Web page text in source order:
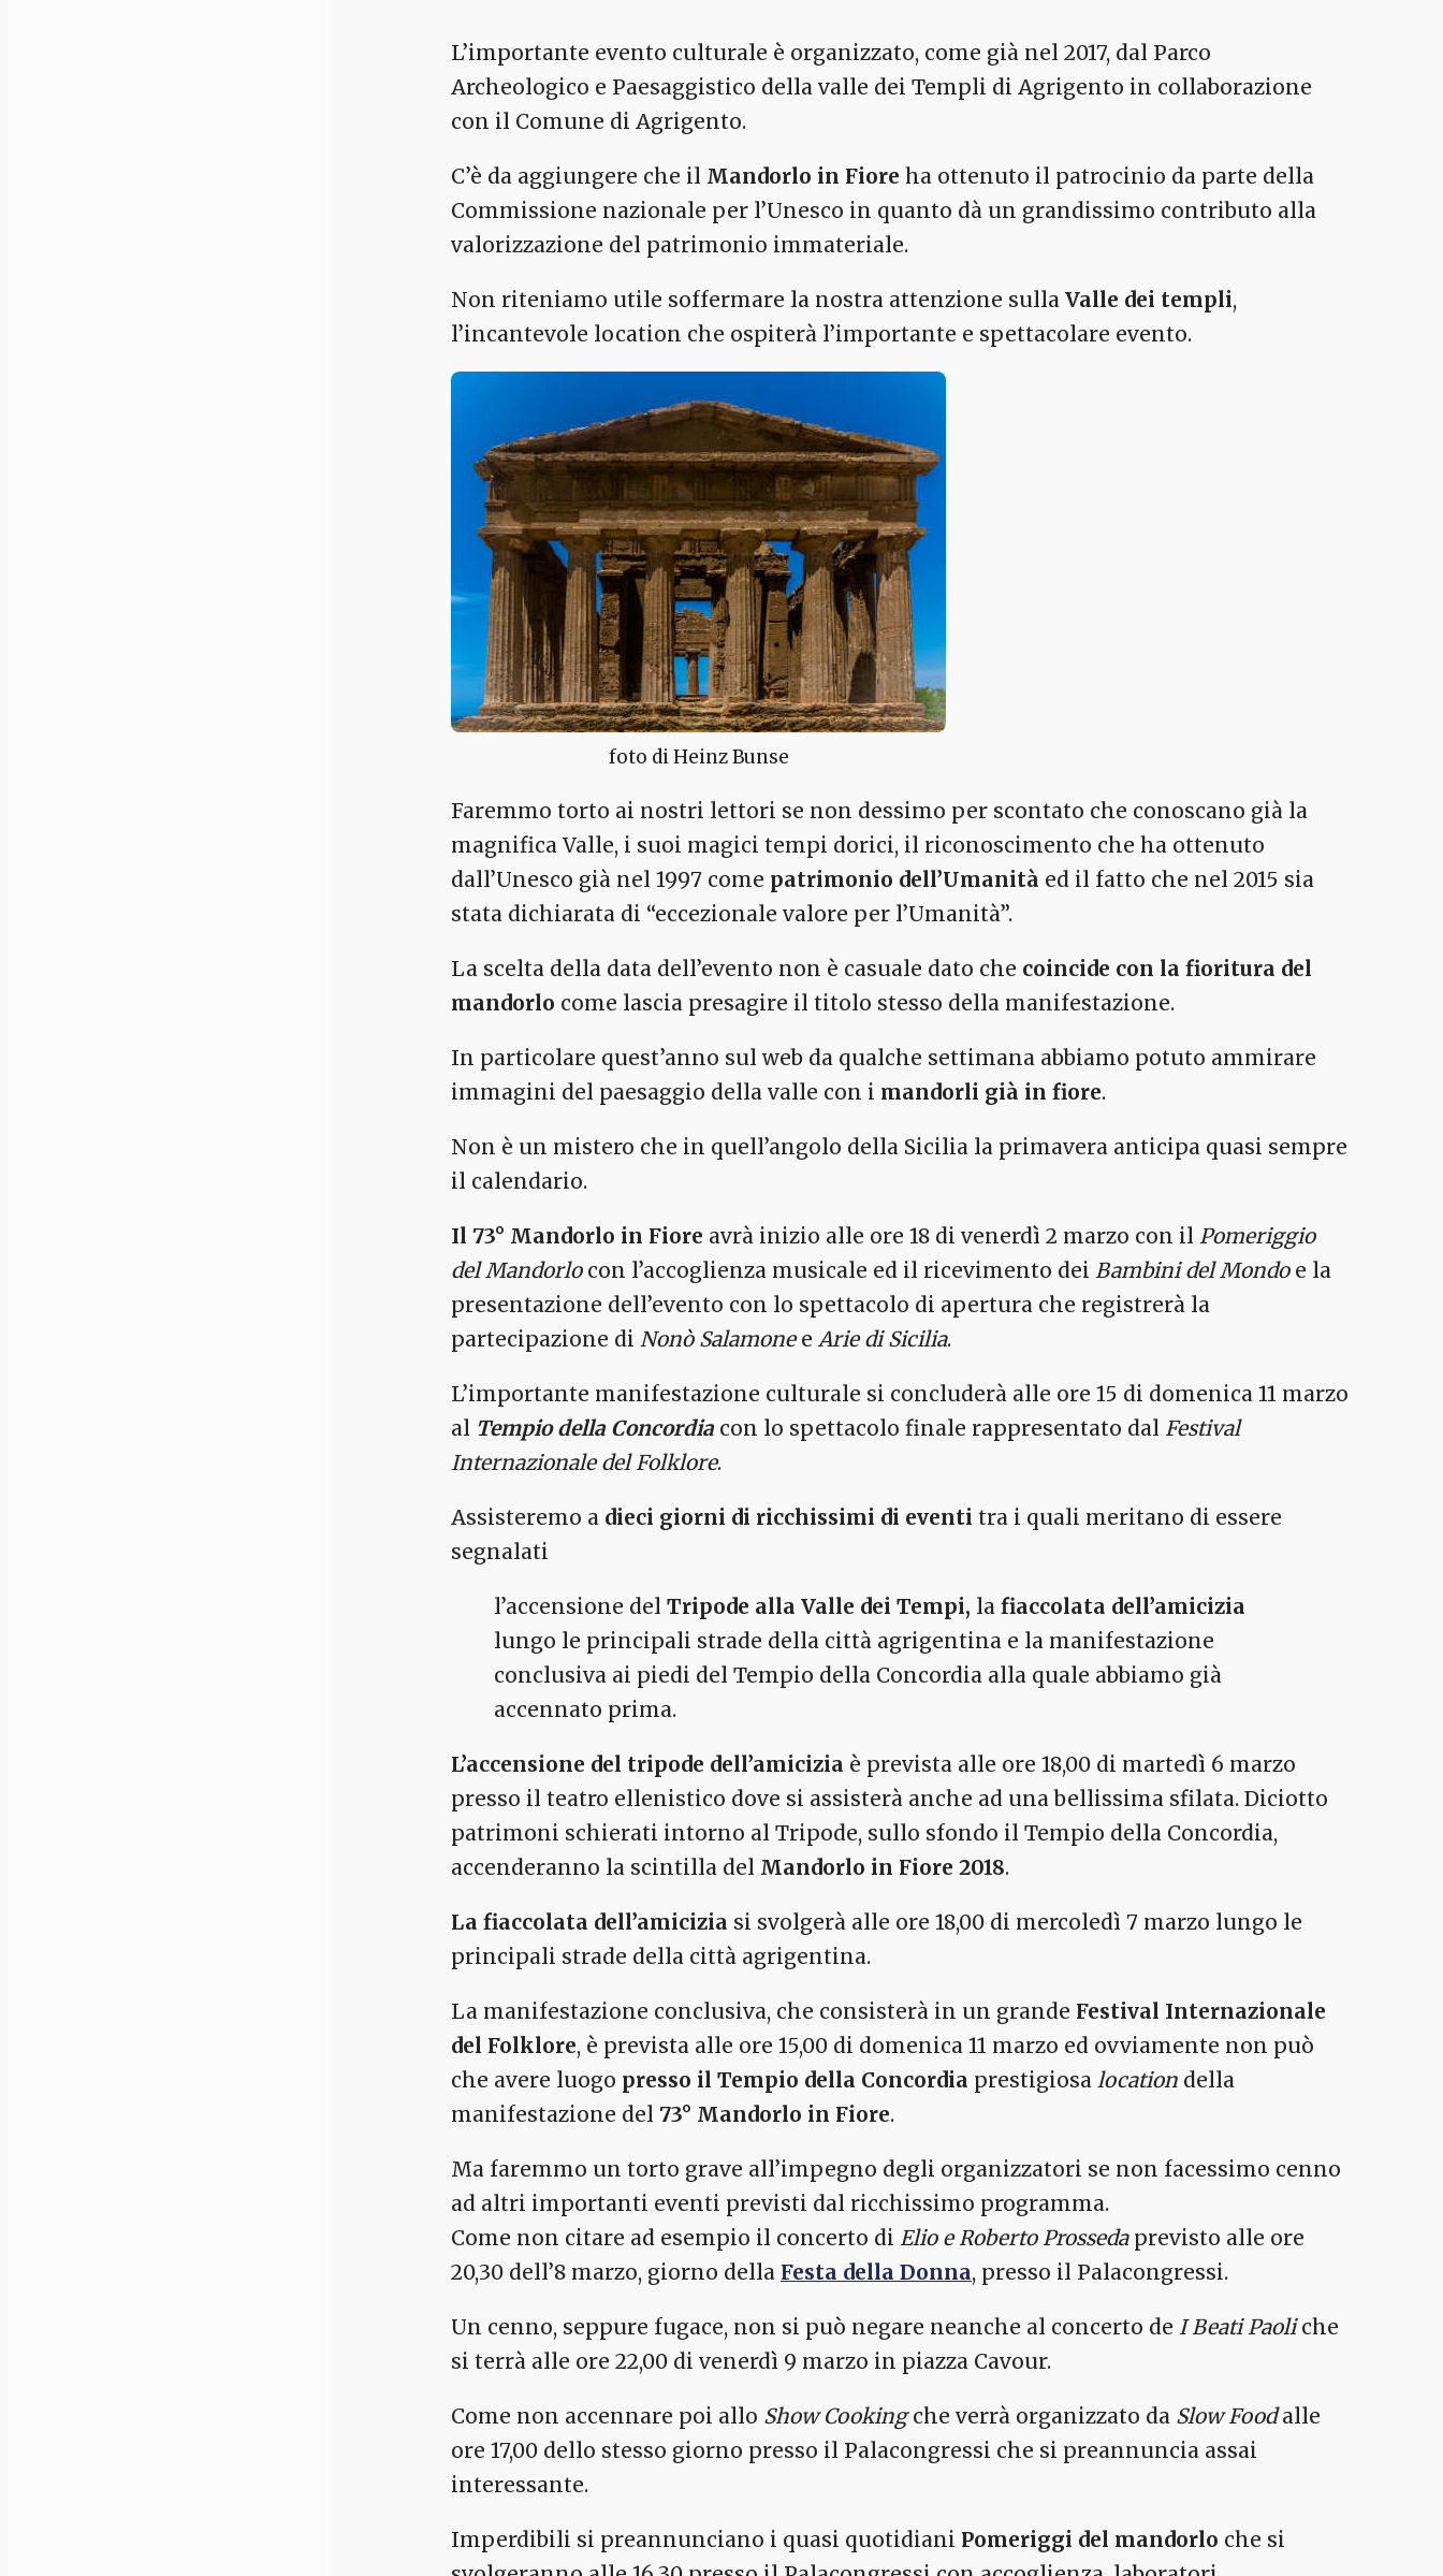
L’importante evento culturale è organizzato, come già nel 2017, dal Parco
Archeologico e Paesaggistico della valle dei Templi di Agrigento in collaborazione
con il Comune di Agrigento.
C’è da aggiungere che il Mandorlo in Fiore ha ottenuto il patrocinio da parte della
Commissione nazionale per l’Unesco in quanto dà un grandissimo contributo alla
valorizzazione del patrimonio immateriale.
Non riteniamo utile soffermare la nostra attenzione sulla Valle dei templi,
l’incantevole location che ospiterà l’importante e spettacolare evento.
foto di Heinz Bunse
Faremmo torto ai nostri lettori se non dessimo per scontato che conoscano già la
magnifica Valle, i suoi magici tempi dorici, il riconoscimento che ha ottenuto
dall’Unesco già nel 1997 come patrimonio dell’Umanità ed il fatto che nel 2015 sia
stata dichiarata di “eccezionale valore per l’Umanità”.
La scelta della data dell’evento non è casuale dato che coincide con la fioritura del
mandorlo come lascia presagire il titolo stesso della manifestazione.
In particolare quest’anno sul web da qualche settimana abbiamo potuto ammirare
immagini del paesaggio della valle con i mandorli già in fiore.
Non è un mistero che in quell’angolo della Sicilia la primavera anticipa quasi sempre
il calendario.
Il 73° Mandorlo in Fiore avrà inizio alle ore 18 di venerdì 2 marzo con il Pomeriggio
del Mandorlocon l’accoglienza musicale ed il ricevimento dei Bambini del Mondoe la
presentazione dell’evento con lo spettacolo di apertura che registrerà la
partecipazione di Nonò Salamonee Arie di Sicilia.
L’importante manifestazione culturale si concluderà alle ore 15 di domenica 11 marzo
al Tempio della Concordia con lo spettacolo finale rappresentato dal Festival
Internazionale del Folklore.
Assisteremo a dieci giorni di ricchissimi di eventi tra i quali meritano di essere
segnalati
l’accensione del Tripode alla Valle dei Tempi, la fiaccolata dell’amicizia
lungo le principali strade della città agrigentina e la manifestazione
conclusiva ai piedi del Tempio della Concordia alla quale abbiamo già
accennato prima.
L’accensione del tripode dell’amicizia è prevista alle ore 18,00 di martedì 6 marzo
presso il teatro ellenistico dove si assisterà anche ad una bellissima sfilata. Diciotto
patrimoni schierati intorno al Tripode, sullo sfondo il Tempio della Concordia,
accenderanno la scintilla del Mandorlo in Fiore 2018.
La fiaccolata dell’amicizia si svolgerà alle ore 18,00 di mercoledì 7 marzo lungo le
principali strade della città agrigentina.
La manifestazione conclusiva, che consisterà in un grande Festival Internazionale
del Folklore, è prevista alle ore 15,00 di domenica 11 marzo ed ovviamente non può
che avere luogo presso il Tempio della Concordia prestigiosa location della
manifestazione del 73° Mandorlo in Fiore.
Ma faremmo un torto grave all’impegno degli organizzatori se non facessimo cenno
ad altri importanti eventi previsti dal ricchissimo programma.
Come non citare ad esempio il concerto di Elio e Roberto Prossedaprevisto alle ore
20,30 dell’8 marzo, giorno della Festa della Donna, presso il Palacongressi.
Un cenno, seppure fugace, non si può negare neanche al concerto de I Beati Paoliche
si terrà alle ore 22,00 di venerdì 9 marzo in piazza Cavour.
Come non accennare poi allo Show Cookingche verrà organizzato da Slow Foodalle
ore 17,00 dello stesso giorno presso il Palacongressi che si preannuncia assai
interessante.
Imperdibili si preannunciano i quasi quotidiani Pomeriggi del mandorlo che si